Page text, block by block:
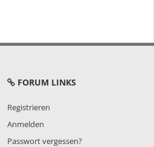
FORUM LINKS
Registrieren
Anmelden
Passwort vergessen?